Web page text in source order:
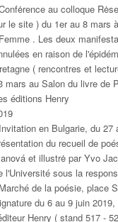
au colloque
le site ) du 1er au 8 mars
. Les deux
en raison de
( rencontres et
mars au Salon du livre de
éditions Henry
en Bulgarie, du 27
du recueil de
et illustrė par Yvo
l'Université sous la
de la poésie, place
du 6 au 9 juin
Henry ( stand 517 -